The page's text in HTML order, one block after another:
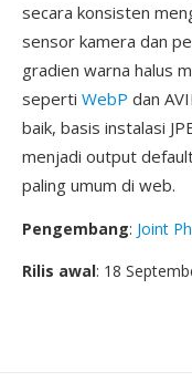
secara konsisten
sensor kamera dan
gradien warna halus
seperti WebP dan
baik, basis instalasi
menjadi output
paling umum di web.
Pengembang: Joint
Rilis awal: 18